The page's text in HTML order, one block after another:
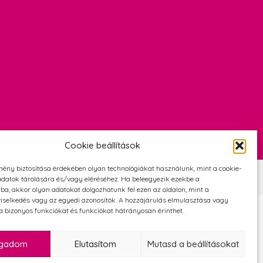
Cookie beállítások
biztosítása érdekében olyan technológiákat használunk, mint a cookie-
tárolására és/vagy eléréséhez. Ha beleegyezik ezekbe a
akkor olyan adatokat dolgozhatunk fel ezen az oldalon, mint a
vagy az egyedi azonosítók. A hozzájárulás elmulasztása vagy
bizonyos funkciókat és funkciókat hátrányosan érinthet.
Elutasítom Mutasd a beállításokat
FeltételekAdatvédelmi és cookie tájékoztató